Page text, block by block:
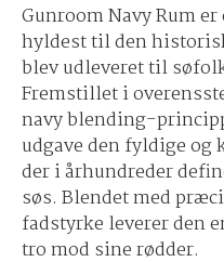
Gunroom Navy Rumer
hyldest til den
blev udleveret til
Fremstillet i
navy blending-
udgave den fyldige
der i århundreder
søs. Blendet med
fadstyrke leverer den
tro mod sine rødder.